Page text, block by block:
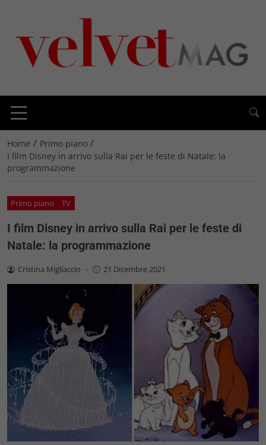
Home / Primo piano /
I film Disney in arrivo sulla Rai per le feste di Natale: la
programmazione
Primo piano TV
I film Disney in arrivo sulla Rai per le feste di
Natale: la programmazione
Cristina Migliaccio - 21 Dicembre 2021